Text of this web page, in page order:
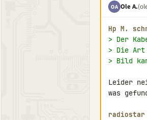
OA Ole A.
Hp M.
> Der
> Die Art
> Bild
Leider
was